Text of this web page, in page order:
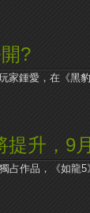
?
家鍾愛，在《黑
提升，9
作品，《如龍5